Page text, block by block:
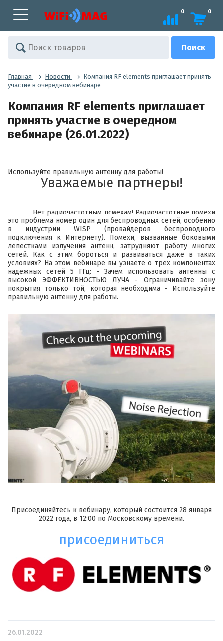
0 0
Главная Новости
Компания RF elements приглашает принять
участие в очередном вебинаре
Компания RF elements приглашает
принять участие в очередном
вебинаре (26.01.2022)
Используйте правильную антенну для работы!
Уважаемые партнеры!
Нет радиочастотным помехам! Радиочастотные помехи
это проблема номер один для беспроводных сетей, особенно
в индустрии WISP (провайдеров беспроводного
подключения к Интернету). Помехи, вызванные боковыми
лепестками излучения антенн, затрудняют работу многих
сетей. Как с этим бороться и развиваться даже в таких
условиях? На этом вебинаре вы узнаете о трех компонентах
надежных сетей 5 ГГц: - Зачем использовать антенны с
высокой ЭФФЕКТИВНОСТЬЮ ЛУЧА - Ограничивайте зону
покрытия только той, которая необходима - Используйте
правильную антенну для работы.
Присоединяйтесь к вебинару, который состоится 28 января
2022 года, в 12:00 по Московскому времени.
присоединиться
26.01.2022